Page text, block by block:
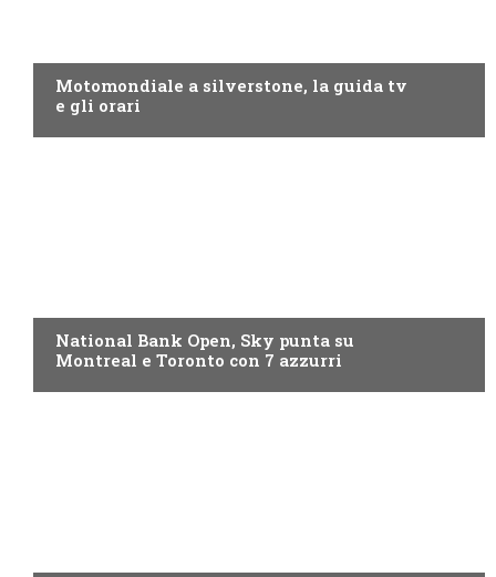
Motomondiale a silverstone, la guida tv
e gli orari
National Bank Open, Sky punta su
Montreal e Toronto con 7 azzurri